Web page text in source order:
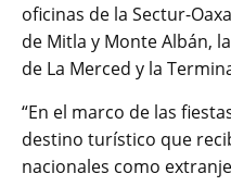
oficinas de la Sectur-
de Mitla y Monte Albán,
de La Merced y la
“En el marco de las
destino turístico que
nacionales como